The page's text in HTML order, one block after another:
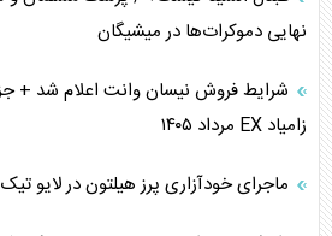
نهایی دموکرات‌ها در میشیگان
شرایط فروش نیسان وانت اعلام شد +
زامیاد EX مرداد ۱۴۰۵
ماجرای خودآزاری پرز هیلتون در لایو